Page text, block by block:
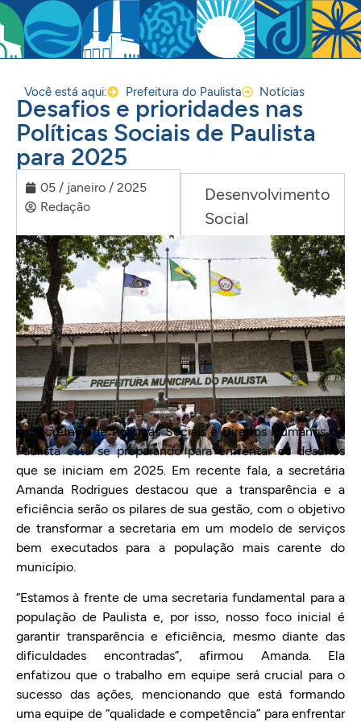
Você está aqui: Prefeitura do Paulista Notícias
Desafios e prioridades nas
Políticas Sociais de Paulista
para 2025
05 / janeiro / 2025
Redação
Desenvolvimento
Social
A Secretaria de Políticas Sociais e Direitos Humanos de
Paulista está se preparando para enfrentar os desafios
que se iniciam em 2025. Em recente fala, a secretária
Amanda Rodrigues destacou que a transparência e a
eficiência serão os pilares de sua gestão, com o objetivo
de transformar a secretaria em um modelo de serviços
bem executados para a população mais carente do
município.
“Estamos à frente de uma secretaria fundamental para a
população de Paulista e, por isso, nosso foco inicial é
garantir transparência e eficiência, mesmo diante das
dificuldades encontradas”, afirmou Amanda. Ela
enfatizou que o trabalho em equipe será crucial para o
sucesso das ações, mencionando que está formando
uma equipe de “qualidade e competência” para enfrentar